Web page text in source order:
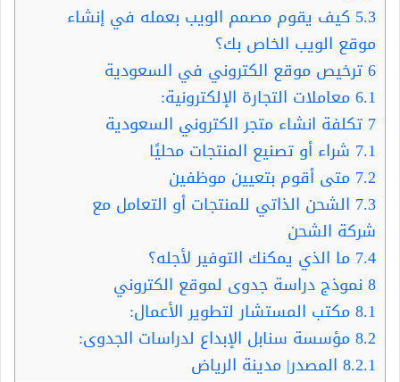
5.3 كيف يقوم مصمم الويب بعمله في إنشاء
موقع الويب الخاص بك؟
6ترخيص موقع الكتروني في السعودية
6.1معاملات التجارة الإلكترونية:
7 تكلفة انشاء متجر الكتروني السعودية
7.1 شراء أو تصنيع المنتجات محليًا
7.2 متى أقوم بتعيين موظفين
7.3 الشحن الذاتي للمنتجات أو التعامل مع
شركة الشحن
7.4 ما الذي يمكنك التوفير لأجله؟
8 نموذج دراسة جدوى لموقع الكتروني
8.1مكتب المستشار لتطوير الأعمال:
8.2مؤسسة سنابل الإبداع لدراسات الجدوى:
8.2.1 المصدر| مدينة الرياض